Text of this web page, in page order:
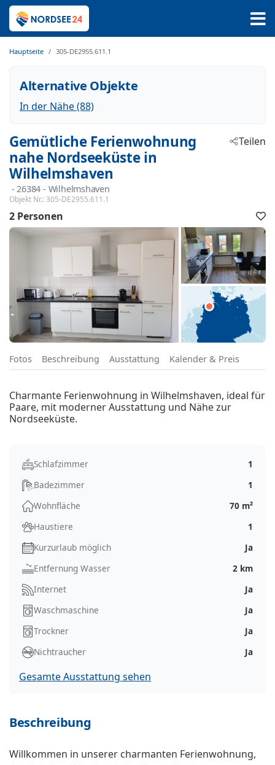
Hauptseite 305-DE2955.611.1
Alternative Objekte
In der Nähe (88)
Gemütliche Ferienwohnung
nahe Nordseeküste in
Wilhelmshaven
- 26384 - Wilhelmshaven
Objekt Nr.: 305-DE2955.611.1
Teilen
2 Personen
Fotos Beschreibung Ausstattung Kalender & Preis
Charmante Ferienwohnung in Wilhelmshaven, ideal für
Paare, mit moderner Ausstattung und Nähe zur
Nordseeküste.
Schlafzimmer
1
Badezimmer
1
Wohnfläche
70 m²
Haustiere
1
Kurzurlaub möglich
Ja
Entfernung Wasser
2 km
Internet
Ja
Waschmaschine
Ja
Trockner
Ja
Nichtraucher
Ja
Gesamte Ausstattung sehen
Beschreibung
Willkommen in unserer charmanten Ferienwohnung,